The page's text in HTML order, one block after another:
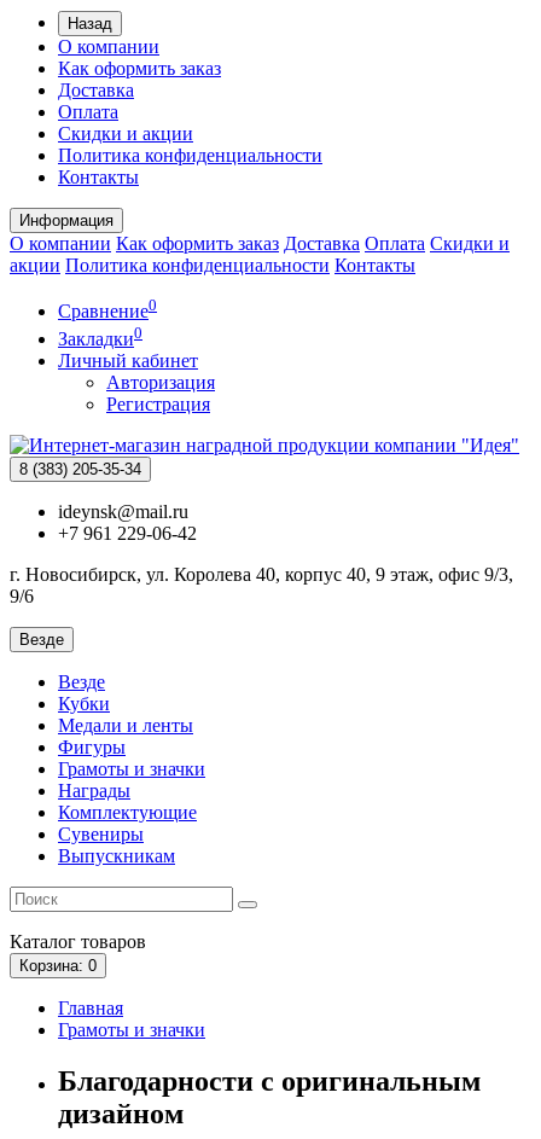
Назад
О компании
Как оформить заказ
Доставка
Оплата
Скидки и акции
Политика конфиденциальности
Контакты
Информация
О компании Как оформить заказ Доставка Оплата Скидки и
акции Политика конфиденциальности Контакты
Сравнение0
Закладки0
Личный кабинет
Авторизация
Регистрация
8 (383) 205-35-34
ideynsk@mail.ru
+7 961 229-06-42
г. Новосибирск, ул. Королева 40, корпус 40, 9 этаж, офис 9/3,
9/6
Везде
Везде
Кубки
Медали и ленты
Фигуры
Грамоты и значки
Награды
Комплектующие
Сувениры
Выпускникам
Каталог товаров
Корзина: 0
Главная
Грамоты и значки
Благодарности с оригинальным
дизайном